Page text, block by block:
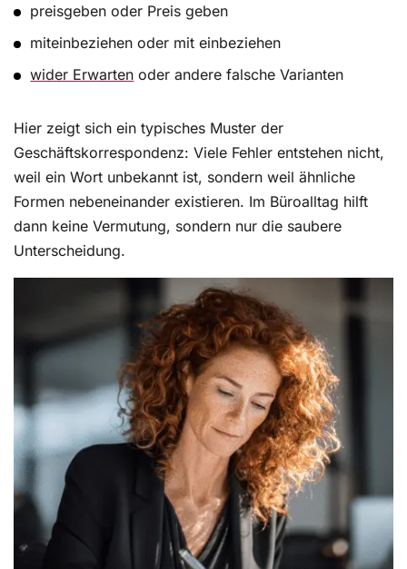
preisgeben oder Preis geben
miteinbeziehen oder mit einbeziehen
wider Erwarten oder andere falsche Varianten
Hier zeigt sich ein typisches Muster der
Geschäftskorrespondenz: Viele Fehler entstehen nicht,
weil ein Wort unbekannt ist, sondern weil ähnliche
Formen nebeneinander existieren. Im Büroalltag hilft
dann keine Vermutung, sondern nur die saubere
Unterscheidung.